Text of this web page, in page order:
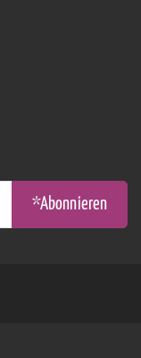
*Abonnieren